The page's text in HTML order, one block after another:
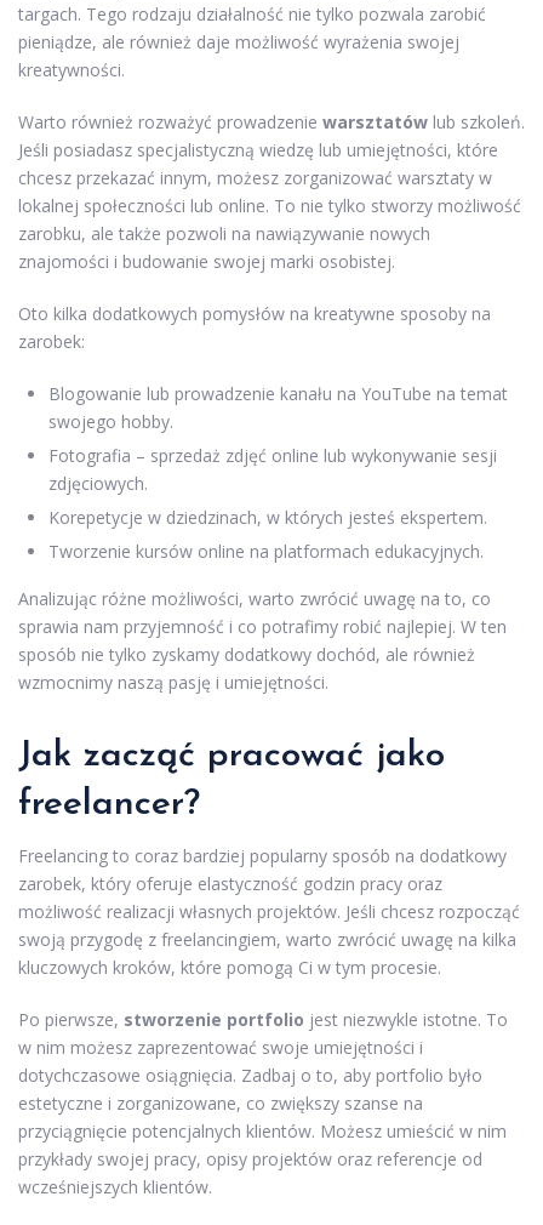
targach. Tego rodzaju działalność nie tylko pozwala zarobić
pieniądze, ale również daje możliwość wyrażenia swojej
kreatywności.
Warto również rozważyć prowadzenie warsztatów lub szkoleń.
Jeśli posiadasz specjalistyczną wiedzę lub umiejętności, które
chcesz przekazać innym, możesz zorganizować warsztaty w
lokalnej społeczności lub online. To nie tylko stworzy możliwość
zarobku, ale także pozwoli na nawiązywanie nowych
znajomości i budowanie swojej marki osobistej.
Oto kilka dodatkowych pomysłów na kreatywne sposoby na
zarobek:
Blogowanie lub prowadzenie kanału na YouTube na temat
swojego hobby.
Fotografia – sprzedaż zdjęć online lub wykonywanie sesji
zdjęciowych.
Korepetycje w dziedzinach, w których jesteś ekspertem.
Tworzenie kursów online na platformach edukacyjnych.
Analizując różne możliwości, warto zwrócić uwagę na to, co
sprawia nam przyjemność i co potrafimy robić najlepiej. W ten
sposób nie tylko zyskamy dodatkowy dochód, ale również
wzmocnimy naszą pasję i umiejętności.
Jak zacząć pracować jako
freelancer?
Freelancing to coraz bardziej popularny sposób na dodatkowy
zarobek, który oferuje elastyczność godzin pracy oraz
możliwość realizacji własnych projektów. Jeśli chcesz rozpocząć
swoją przygodę z freelancingiem, warto zwrócić uwagę na kilka
kluczowych kroków, które pomogą Ci w tym procesie.
Po pierwsze, stworzenie portfolio jest niezwykle istotne. To
w nim możesz zaprezentować swoje umiejętności i
dotychczasowe osiągnięcia. Zadbaj o to, aby portfolio było
estetyczne i zorganizowane, co zwiększy szanse na
przyciągnięcie potencjalnych klientów. Możesz umieścić w nim
przykłady swojej pracy, opisy projektów oraz referencje od
wcześniejszych klientów.